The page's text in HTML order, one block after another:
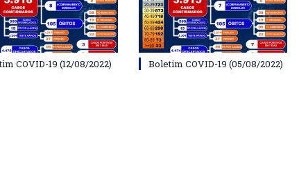
COVID-19 (12/08/2022) Boletim COVID-19 (05/08/2022)